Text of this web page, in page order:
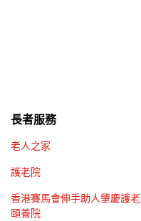
長者服務
老人之家
護老院
香港賽馬會伸手助人肇慶護老
頤養院